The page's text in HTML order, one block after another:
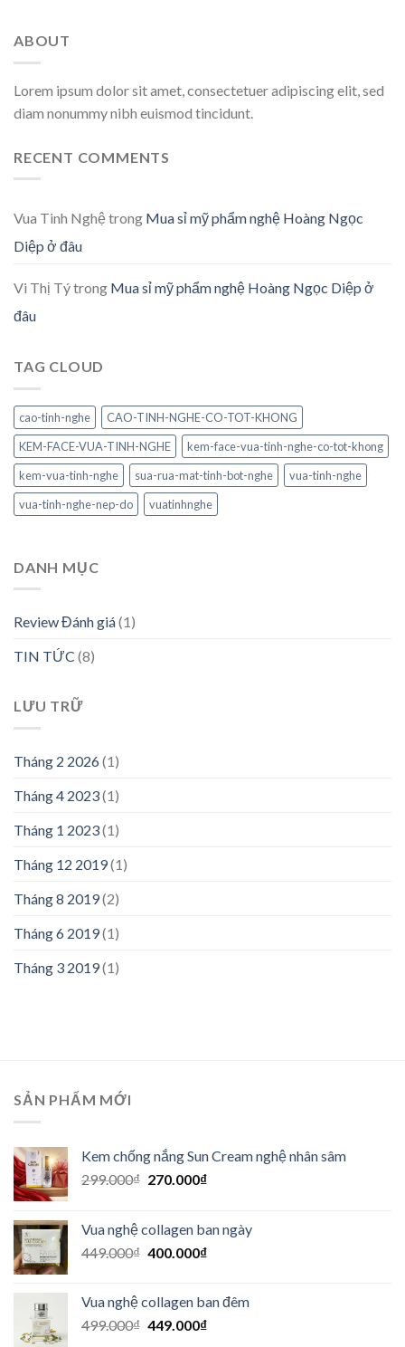
ABOUT
Lorem ipsum dolor sit amet, consectetuer adipiscing elit, sed
diam nonummy nibh euismod tincidunt.
RECENT COMMENTS
Vua Tinh Nghệ trong Mua sỉ mỹ phẩm nghệ Hoàng Ngọc
Diệp ở đâu
Vi Thị Týtrong Mua sỉ mỹ phẩm nghệ Hoàng Ngọc Diệp ở
đâu
TAG CLOUD
cao-tinh-nghe
CAO-TINH-NGHE-CO-TOT-KHONG
KEM-FACE-VUA-TINH-NGHE
kem-face-vua-tinh-nghe-co-tot-khong
kem-vua-tinh-nghe
sua-rua-mat-tinh-bot-nghe
vua-tinh-nghe
vua-tinh-nghe-nep-do
vuatinhnghe
DANH MỤC
Review Đánh giá(1)
TIN TỨC (8)
LƯU TRỮ
Tháng 2 2026(1)
Tháng 4 2023(1)
Tháng 1 2023(1)
Tháng 12 2019(1)
Tháng 8 2019(2)
Tháng 6 2019(1)
Tháng 3 2019(1)
SẢN PHẨM MỚI
Kem chống nắng Sun Cream nghệ nhân sâm
299.000₫ Giá
299.000₫.
270.000₫Giá
là:
270.000₫.
Vua nghệ collagen ban ngày
449.000₫ Giá
449.000₫.
400.000₫Giá
là:
400.000₫.
Vua nghệ collagen ban đêm
499.000₫ Giá
449.000₫Giá